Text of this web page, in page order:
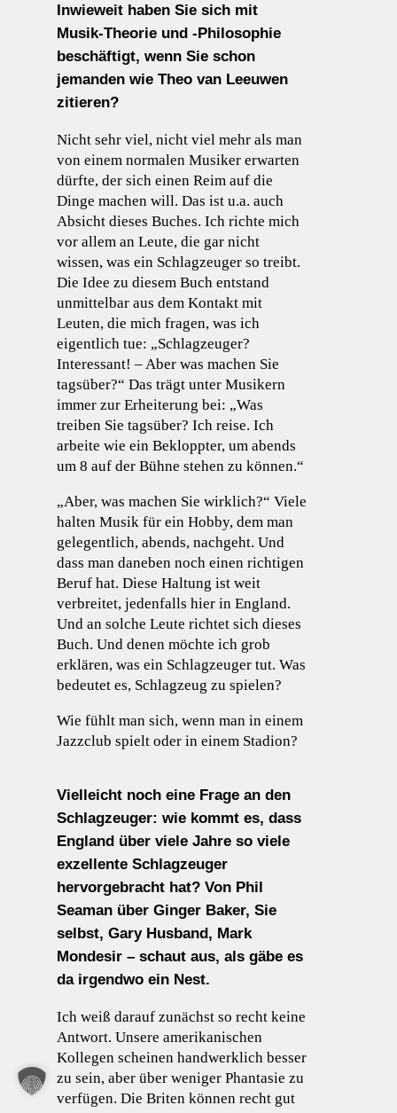
Inwieweit haben Sie sich mit
Musik-Theorie und -Philosophie
beschäftigt, wenn Sie schon
jemanden wie Theo van Leeuwen
zitieren?
Nicht sehr viel, nicht viel mehr als man
von einem normalen Musiker erwarten
dürfte, der sich einen Reim auf die
Dinge machen will. Das ist u.a. auch
Absicht dieses Buches. Ich richte mich
vor allem an Leute, die gar nicht
wissen, was ein Schlagzeuger so treibt.
Die Idee zu diesem Buch entstand
unmittelbar aus dem Kontakt mit
Leuten, die mich fragen, was ich
eigentlich tue: „Schlagzeuger?
Interessant! – Aber was machen Sie
tagsüber?“ Das trägt unter Musikern
immer zur Erheiterung bei: „Was
treiben Sie tagsüber? Ich reise. Ich
arbeite wie ein Bekloppter, um abends
um 8 auf der Bühne stehen zu können.“
„Aber, was machen Sie wirklich?“ Viele
halten Musik für ein Hobby, dem man
gelegentlich, abends, nachgeht. Und
dass man daneben noch einen richtigen
Beruf hat. Diese Haltung ist weit
verbreitet, jedenfalls hier in England.
Und an solche Leute richtet sich dieses
Buch. Und denen möchte ich grob
erklären, was ein Schlagzeuger tut. Was
bedeutet es, Schlagzeug zu spielen?
Wie fühlt man sich, wenn man in einem
Jazzclub spielt oder in einem Stadion?
Vielleicht noch eine Frage an den
Schlagzeuger: wie kommt es, dass
England über viele Jahre so viele
exzellente Schlagzeuger
hervorgebracht hat? Von Phil
Seaman über Ginger Baker, Sie
selbst, Gary Husband, Mark
Mondesir – schaut aus, als gäbe es
da irgendwo ein Nest.
Ich weiß darauf zunächst so recht keine
Antwort. Unsere amerikanischen
Kollegen scheinen handwerklich besser
zu sein, aber über weniger Phantasie zu
verfügen. Die Briten können recht gut